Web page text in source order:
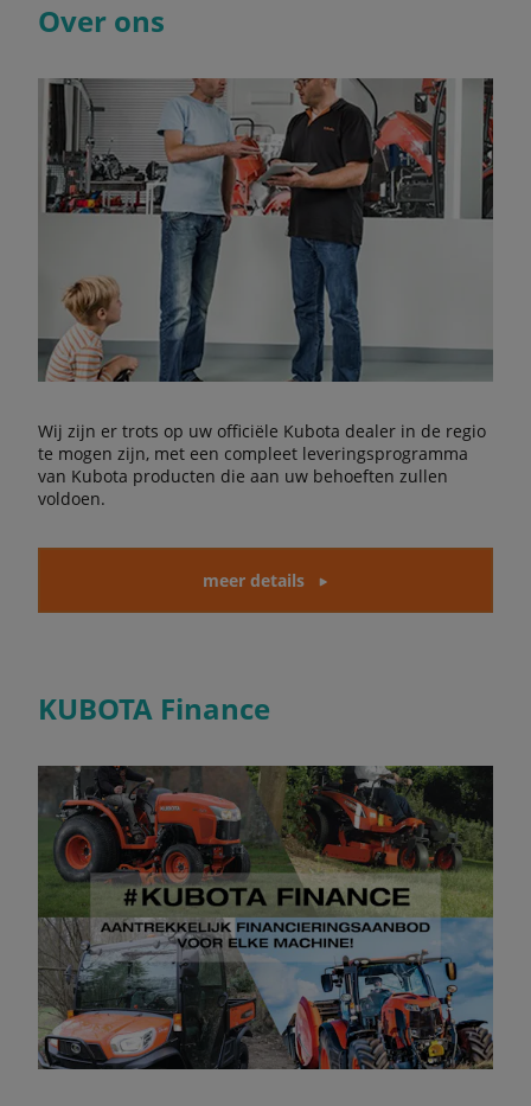
Over ons
Wij zijn er trots op uw officiële Kubota dealer in de regio
te mogen zijn, met een compleet leveringsprogramma
van Kubota producten die aan uw behoeften zullen
voldoen.
meer details
KUBOTA Finance